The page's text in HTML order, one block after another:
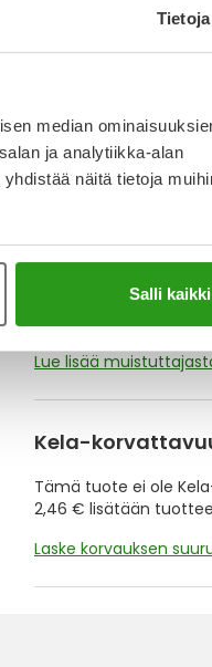
Tietoja
median
ja analytiikka-alan
näitä tietoja
Salli kaikki
Varaa
YA-
Muistuttajan avulla
Lue lisää
Kela-
Tämä tuote ei ole
2,46 € lisätään
Laske korvauksen